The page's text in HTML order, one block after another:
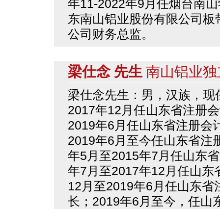
年11-2022年9月任烟台南
东南山铝业股份有限公司
公司财务总监。
梁仕念 先生 南山铝业
梁仕念先生：男，汉族，
2017年12月任山东省注册
2019年6月任山东省注册会
2019年6月至今任山东省注
年5月至2015年7月任山东
年7月至2017年12月任山东
12月至2019年6月任山东
长；2019年6月至今，任山